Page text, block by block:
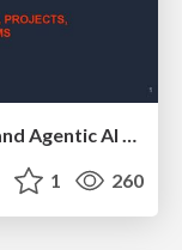
How People are Using Generative and Agentic AI to Supercharge Their Products, Projects, Services and Value Streams Today
1 260